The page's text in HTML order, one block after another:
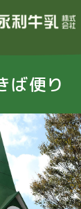
ば便り